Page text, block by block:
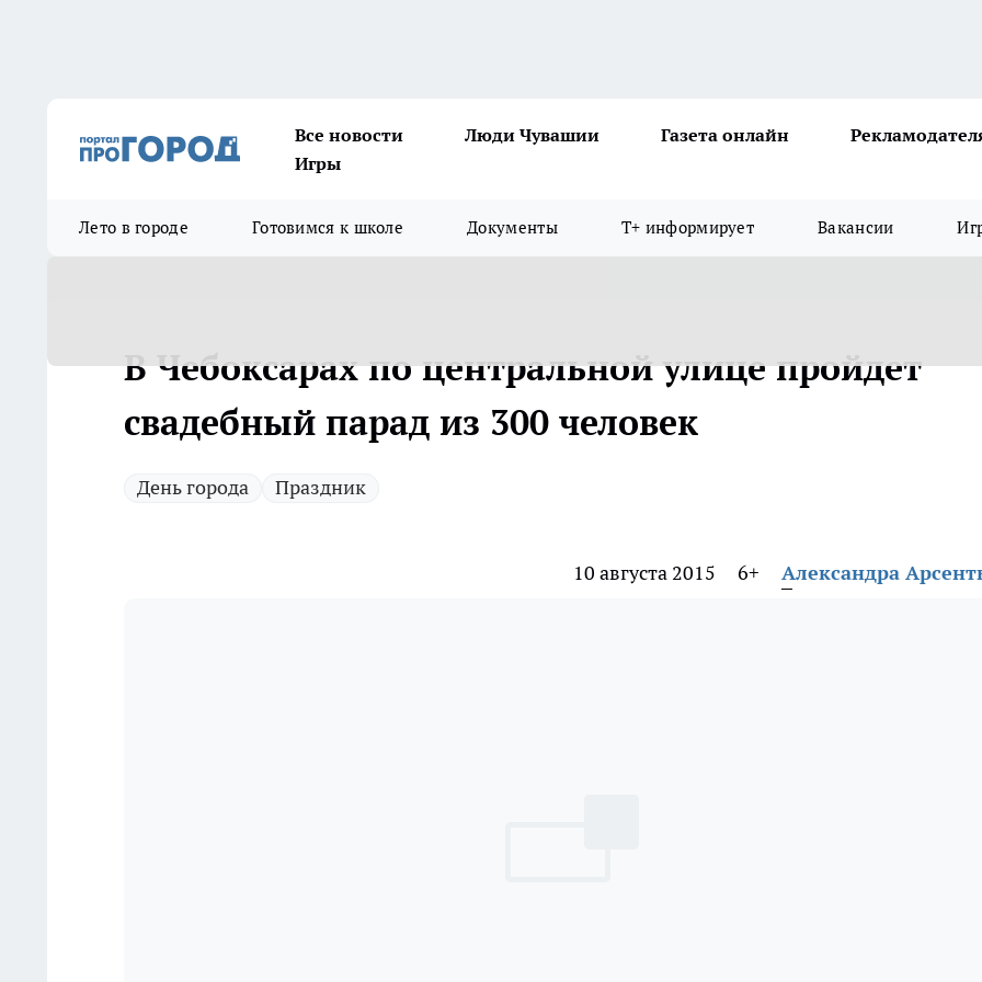
Все новости Люди Чувашии Газета онлайн
Игры
Лето в городе Готовимся к школе Документы Т+ информирует Вакансии
В Чебоксарах по центральной улице пройдет
свадебный парад из 300 человек
День города Праздник
10 августа 2015 6+ Александра